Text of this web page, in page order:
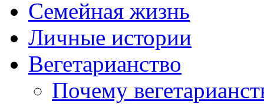
Семейная жизнь
Личные истории
Вегетарианство
Почему